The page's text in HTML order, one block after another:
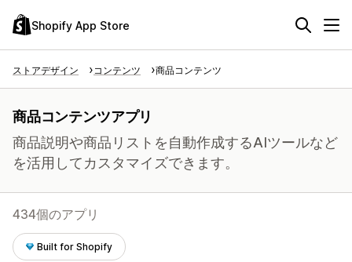
Shopify App Store
ストアデザイン コンテンツ 商品コンテンツ
商品コンテンツアプリ
商品説明や商品リストを自動作成するAIツールなど
を活用してカスタマイズできます。
434個のアプリ
Built for Shopify